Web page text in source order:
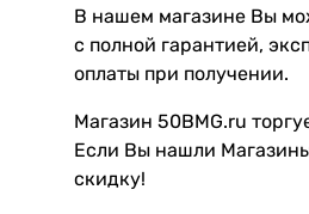
В нашем магазине Вы
с полной гарантией,
оплаты при получении.
Магазин 50BMG.ru
Если Вы нашли
скидку!